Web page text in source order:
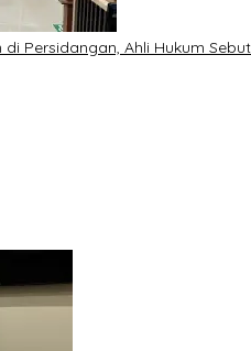
Persidangan, Ahli Hukum